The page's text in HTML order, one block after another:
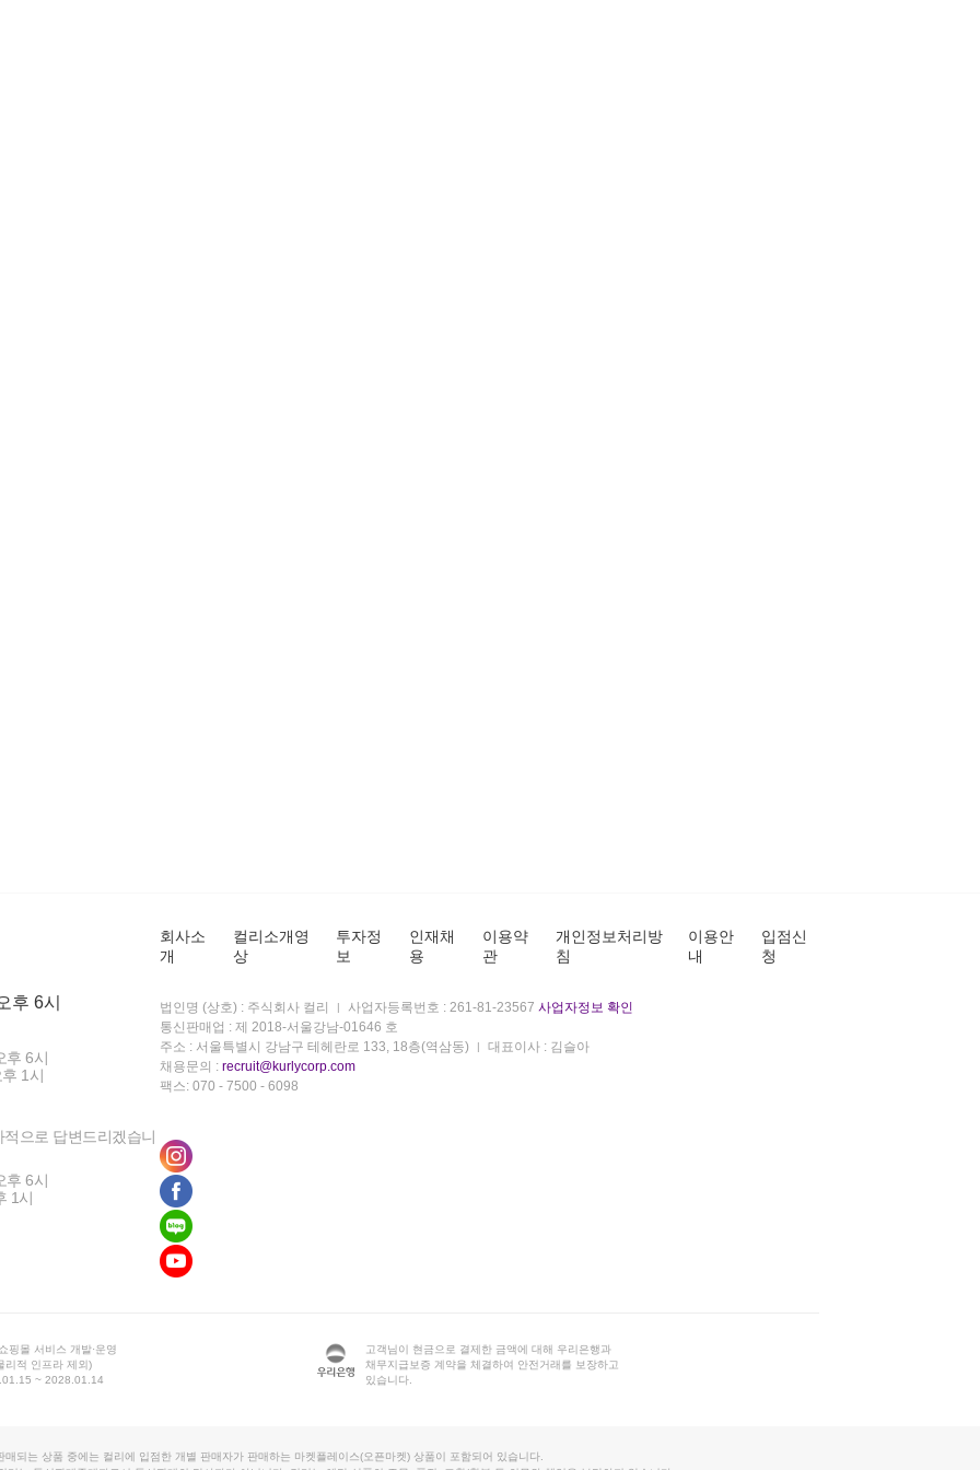
후 6시
후 6시
1시
으로 답변드리겠습니
후 6시
1시
회사소
개
컬리소개영
상
투자정
보
인재채
용
이용약
관
개인정보처리방
침
이용안
내
입점신
청
법인명 (상호) : 주식회사 컬리 사업자등록번호 : 261-81-23567 사업자정보 확인
통신판매업 : 제 2018-서울강남-01646 호
주소 : 서울특별시 강남구 테헤란로 133, 18층(역삼동)
대표이사 : 김슬아
채용문의 : recruit@kurlycorp.com
팩스: 070 - 7500 - 6098
핑몰 서비스 개발·운영
리적 인프라 제외)
~ 2028.01.14
고객님이 현금으로 결제한 금액에 대해 우리은행과
채무지급보증 계약을 체결하여 안전거래를 보장하고
있습니다.
매되는 상품 중에는 컬리에 입점한 개별 판매자가 판매하는 마켓플레이스(오픈마켓) 상품이 포함되어 있습니다.